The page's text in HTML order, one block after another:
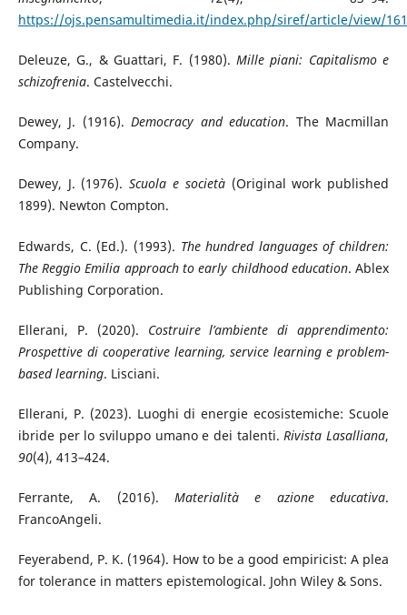
https://ojs.pensamultimedia.it/index.php/siref/article/view/
Deleuze, G., & Guattari, F. (1980).Mille piani: Capitalismo e
schizofrenia. Castelvecchi.
Dewey, J. (1916).Democracy and education. The Macmillan
Company.
Dewey, J. (1976).Scuola e società(Original work published
1899). Newton Compton.
Edwards, C. (Ed.). (1993). The hundred languages of children:
The Reggio Emilia approach to early childhood education. Ablex
Publishing Corporation.
Ellerani, P. (2020). Costruire l’ambiente di apprendimento:
Prospettive di cooperative learning, service learning e problem-
based learning. Lisciani.
Ellerani, P. (2023). Luoghi di energie ecosistemiche: Scuole
ibride per lo sviluppo umano e dei talenti.Rivista Lasalliana,
90(4), 413–424.
Ferrante, A. (2016). Materialità e azione educativa.
FrancoAngeli.
Feyerabend, P. K. (1964). How to be a good empiricist: A plea
for tolerance in matters epistemological. John Wiley & Sons.